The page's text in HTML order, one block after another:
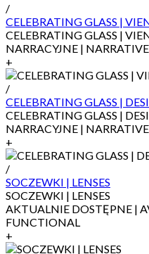
/
CELEBRATING GLASS |
CELEBRATING GLASS |
NARRACYJNE |
+
/
CELEBRATING GLASS |
CELEBRATING GLASS |
NARRACYJNE |
+
/
SOCZEWKI | LENSES
SOCZEWKI | LENSES
AKTUALNIE DOSTĘPNE |
FUNCTIONAL
+